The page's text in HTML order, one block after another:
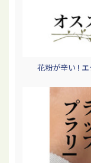
花粉が辛い !